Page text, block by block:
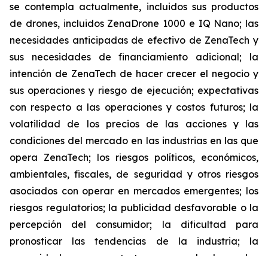
se contempla actualmente, incluidos sus productos
de drones, incluidos ZenaDrone 1000 e IQ Nano; las
necesidades anticipadas de efectivo de ZenaTech y
sus necesidades de financiamiento adicional; la
intención de ZenaTech de hacer crecer el negocio y
sus operaciones y riesgo de ejecución; expectativas
con respecto a las operaciones y costos futuros; la
volatilidad de los precios de las acciones y las
condiciones del mercado en las industrias en las que
opera ZenaTech; los riesgos políticos, económicos,
ambientales, fiscales, de seguridad y otros riesgos
asociados con operar en mercados emergentes; los
riesgos regulatorios; la publicidad desfavorable o la
percepción del consumidor; la dificultad para
pronosticar las tendencias de la industria; la